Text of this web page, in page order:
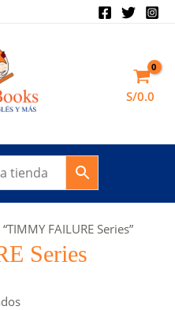
S/0.0
FAILURE Series”
Series